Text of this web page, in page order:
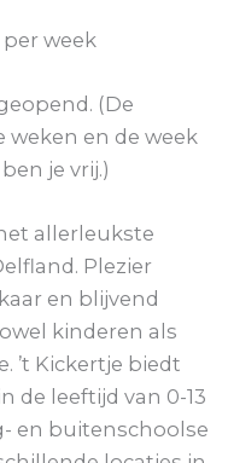
per week
(De
en de week
je vrij.)
allerleukste
Plezier
en blijvend
kinderen als
’t Kickertje biedt
de leeftijd van 0-13
en buitenschoolse